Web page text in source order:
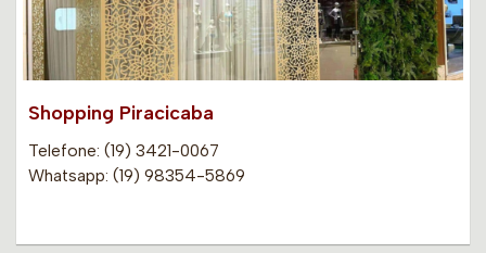
Shopping Piracicaba
Telefone: (19) 3421-0067
Whatsapp: (19) 98354-5869